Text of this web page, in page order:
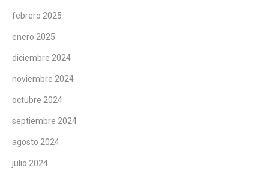
febrero 2025
enero 2025
diciembre 2024
noviembre 2024
octubre 2024
septiembre 2024
agosto 2024
julio 2024